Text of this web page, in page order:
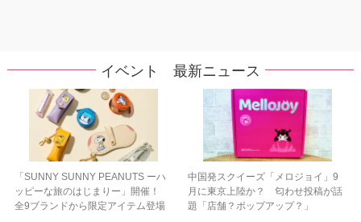
イベント 最新ニュース
「SUNNY SUNNY PEANUTS ーハ
ッピーな旅のはじまりー」開催！
全9ブランドから限定アイテム登場
中国発スクイーズ「メロジョイ」9
月に東京上陸か？ 匂わせ投稿が話
題「店舗？ポップアップ？」